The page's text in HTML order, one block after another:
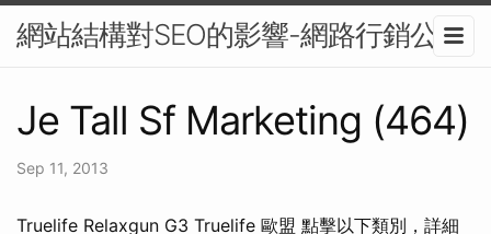
網站結構對SEO的影響-網路行銷公司
Je Tall Sf Marketing (464)
Sep 11, 2013
Truelife Relaxgun G3 Truelife 歐盟 點擊以下類別，詳細